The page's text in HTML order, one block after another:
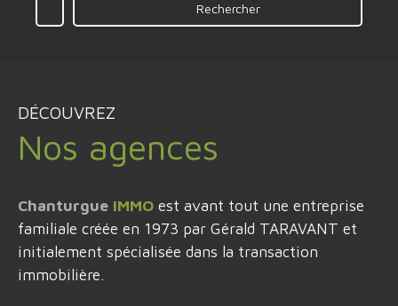
Rechercher
DÉCOUVREZ
Nos agences
Chanturgue IMMO est avant tout une entreprise
familiale créée en 1973 par Gérald TARAVANT et
initialement spécialisée dans la transaction
immobilière.